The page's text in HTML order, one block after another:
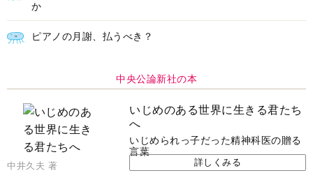
か
ピアノの月謝、払うべき？
中央公論新社の本
いじめのある世界に生きる君たち
へ
いじめられっ子だった精神科医の贈る
言葉
中井久夫 著 詳しくみる